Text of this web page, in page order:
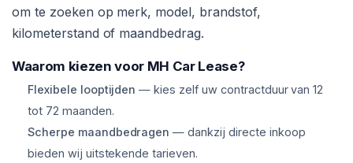
om te zoeken op merk, model, brandstof,
kilometerstand of maandbedrag.
Waarom kiezen voor MH Car Lease?
Flexibele looptijden — kies zelf uw contractduur van 12
tot 72 maanden.
Scherpe maandbedragen — dankzij directe inkoop
bieden wij uitstekende tarieven.